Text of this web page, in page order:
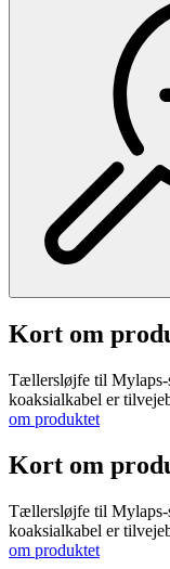
Kort om
Tællersløjfe til Mylaps-
koaksialkabel er
om produktet
Kort om
Tællersløjfe til Mylaps-
koaksialkabel er
om produktet